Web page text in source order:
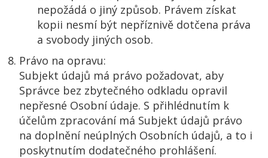
nepožádá o jiný způsob. Právem získat
kopii nesmí být nepříznivě dotčena práva
a svobody jiných osob.
Právo na opravu:
Subjekt údajů má právo požadovat, aby
Správce bez zbytečného odkladu opravil
nepřesné Osobní údaje. S přihlédnutím k
účelům zpracování má Subjekt údajů právo
na doplnění neúplných Osobních údajů, a to i
poskytnutím dodatečného prohlášení.